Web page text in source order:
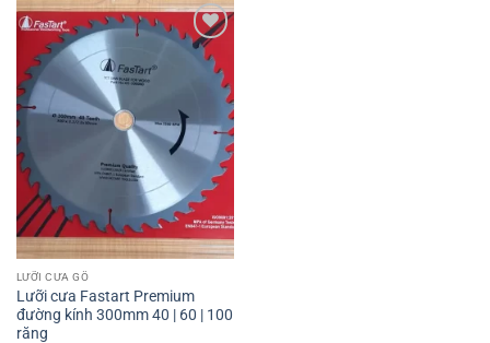
Add to
wishlist
LƯỠI CƯA GỖ
Lưỡi cưa Fastart Premium
đường kính 300mm 40 | 60 | 100
răng